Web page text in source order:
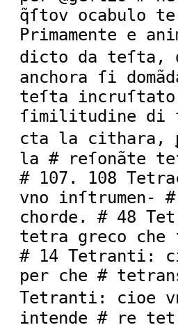
q̃ſtov ocabulo
Primamente e
dicto da teſta,
anchora ſi
teſta
ſimilitudine di
cta la cithara, ꝑ
la # reſonãte
# 107. 108
vno inſtrumen-
chorde. # 48
tetra greco che
# 14 Tetranti:
per che #
Tetranti: cioe
intende # re